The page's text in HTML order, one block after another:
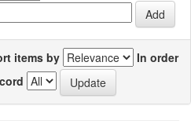
items by
In order